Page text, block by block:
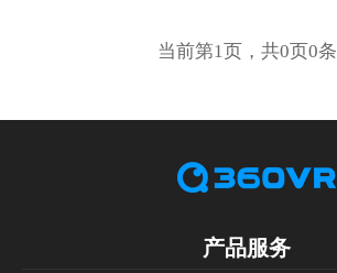
当前第1页，共0页0条
产品服务